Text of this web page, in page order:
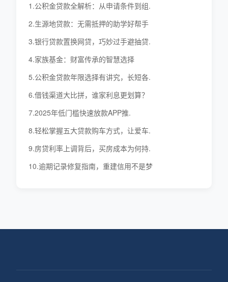
1.公积金贷款全解析：从申请条件到组.
2.生源地贷款：无需抵押的助学好帮手
3.银行贷款置换网贷，巧妙过手避抽贷.
4.家族基金：财富传承的智慧选择
5.公积金贷款年限选择有讲究，长短各.
6.借钱渠道大比拼，谁家利息更划算？
7.2025年低门槛快速放款APP推.
8.轻松掌握五大贷款购车方式，让爱车.
9.房贷利率上调背后，买房成本为何持.
10.逾期记录修复指南，重建信用不是梦